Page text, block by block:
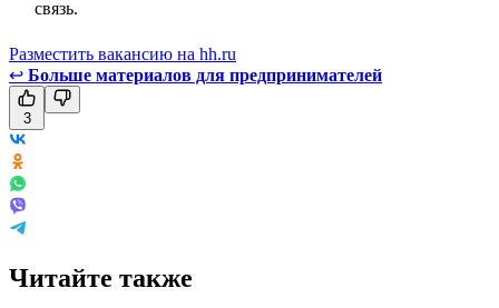
связь.
Разместить вакансию на hh.ru
↩ Больше материалов для предпринимателей
3
Читайте также